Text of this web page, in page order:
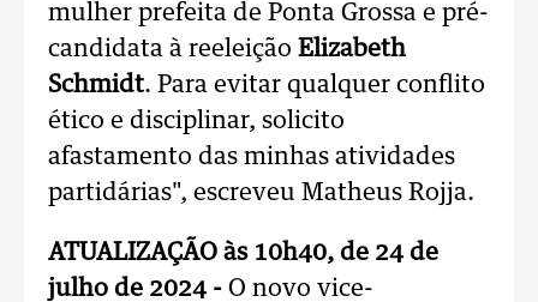
mulher prefeita de Ponta Grossa e pré-
candidata à reeleição Elizabeth
Schmidt. Para evitar qualquer conflito
ético e disciplinar, solicito
afastamento das minhas atividades
partidárias", escreveu Matheus Rojja.
ATUALIZAÇÃO às 10h40, de 24 de
julho de 2024 - O novo vice-